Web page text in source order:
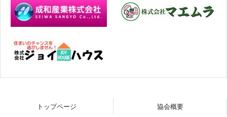
トップページ 協会概要